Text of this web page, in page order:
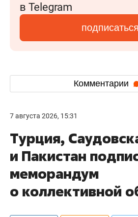
в Telegram
подписаться
Комментарии
7 августа 2026, 15:31
Турция,
и Пакистан
меморандум
о коллективной